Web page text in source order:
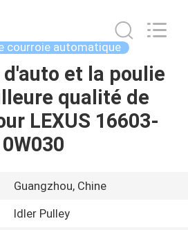
courroie automatique
et la poulie
qualité de
LEXUS 16603-
0W030
Guangzhou, Chine
Idler Pulley